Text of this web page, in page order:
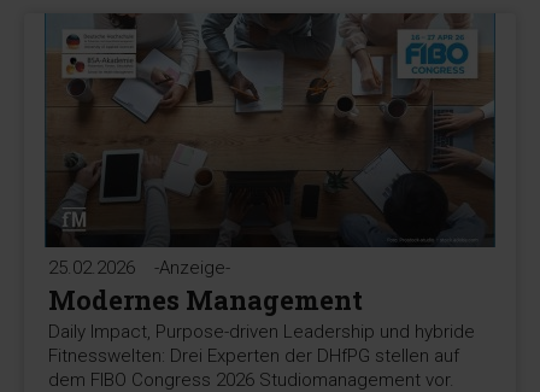
25.02.2026 -Anzeige-
Modernes Management
Daily Impact, Purpose-driven Leadership und hybride
Fitnesswelten: Drei Experten der DHfPG stellen auf
dem FIBO Congress 2026 Studiomanagement vor.